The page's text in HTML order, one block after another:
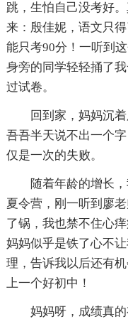
跳，生怕自己没考好
来：殷佳妮，语文只
能只考90分！一听到
身旁的同学轻轻捅了
过试卷。
回到家，妈妈沉着
吾吾半天说不出一个
仅是一次的失败。
随着年龄的增长，
夏令营，刚一听到廖
了锅，我也禁不住心
妈妈似乎是铁了心不
理，告诉我以后还有
上一个好初中！
妈妈呀，成绩真的